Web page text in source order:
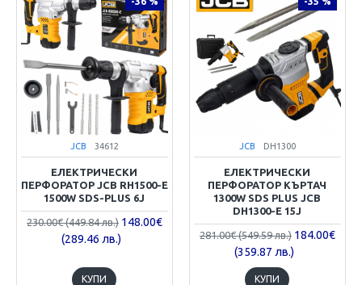
JCB 34612
ЕЛЕКТРИЧЕСКИ
ПЕРФОРАТОР JCB RH1500-E
1500W SDS-PLUS 6J
230.00€ (449.84 лв.) 148.00€
(289.46 лв.)
КУПИ
JCB DH1300
ЕЛЕКТРИЧЕСКИ
ПЕРФОРАТОР КЪРТАЧ
1300W SDS PLUS JCB
DH1300-E 15J
281.00€ (549.59 лв.) 184.00€
(359.87 лв.)
КУПИ